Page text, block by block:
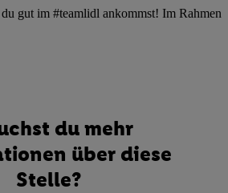
gut im #teamlidl ankommst! Im Rahmen
du mehr
über diese
Stelle?